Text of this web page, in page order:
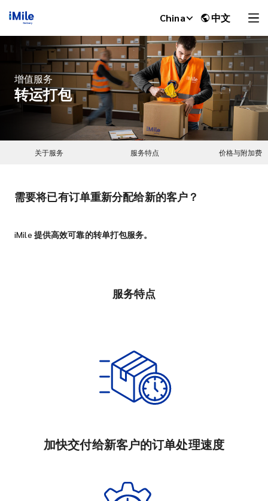
China 中文
增值服务
转运打包
关于服务 服务特点 价格与附加费
需要将已有订单重新分配给新的客户？
iMile 提供高效可靠的转单打包服务。
服务特点
加快交付给新客户的订单处理速度
iMile Chat